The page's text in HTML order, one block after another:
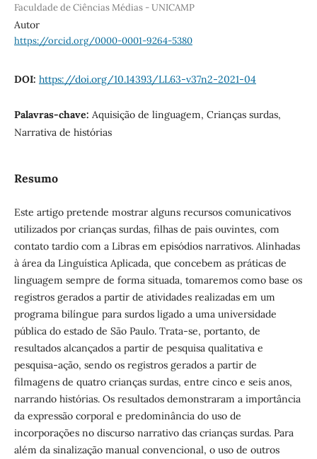
Faculdade de Ciências Médias - UNICAMP
Autor
https://orcid.org/0000-0001-9264-5380
DOI: https://doi.org/10.14393/LL63-v37n2-2021-04
Palavras-chave: Aquisição de linguagem, Crianças surdas,
Narrativa de histórias
Resumo
Este artigo pretende mostrar alguns recursos comunicativos
utilizados por crianças surdas, filhas de pais ouvintes, com
contato tardio com a Libras em episódios narrativos. Alinhadas
à área da Linguística Aplicada, que concebem as práticas de
linguagem sempre de forma situada, tomaremos como base os
registros gerados a partir de atividades realizadas em um
programa bilíngue para surdos ligado a uma universidade
pública do estado de São Paulo. Trata-se, portanto, de
resultados alcançados a partir de pesquisa qualitativa e
pesquisa-ação, sendo os registros gerados a partir de
filmagens de quatro crianças surdas, entre cinco e seis anos,
narrando histórias. Os resultados demonstraram a importância
da expressão corporal e predominância do uso de
incorporações no discurso narrativo das crianças surdas. Para
além da sinalização manual convencional, o uso de outros